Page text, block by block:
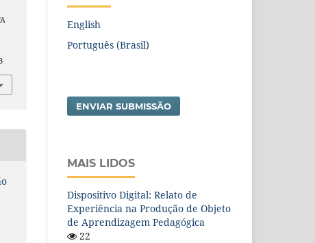
English
Português (Brasil)
ENVIAR SUBMISSÃO
MAIS LIDOS
Dispositivo Digital: Relato de
Experiência na Produção de Objeto
de Aprendizagem Pedagógica
22